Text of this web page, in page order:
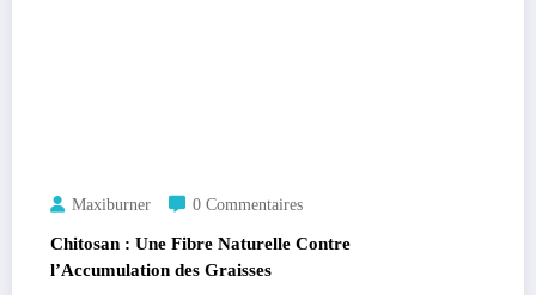
Maxiburner 0 Commentaires
Chitosan : Une Fibre Naturelle Contre
l’Accumulation des Graisses